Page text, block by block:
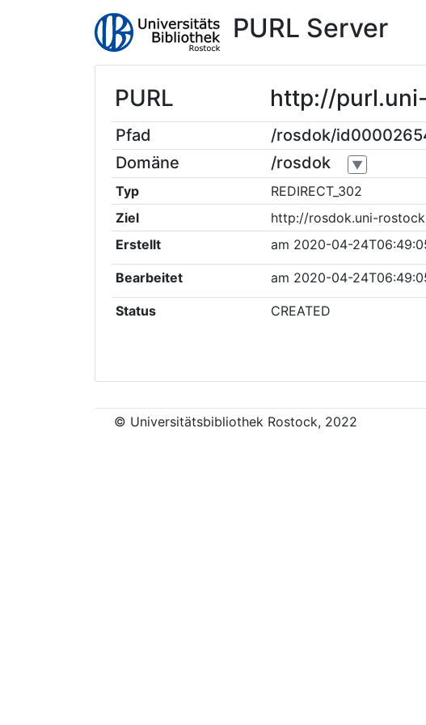
PURL Server
PURL http://
Pfad
/rosdok/
Domäne
/rosdok ▼
Typ
REDIRECT_302
Ziel
http://rosdok.uni-
Erstellt
am 2020-04-
Bearbeitet am 2020-04-
Status CREATED
© Universitätsbibliothek Rostock, 2022